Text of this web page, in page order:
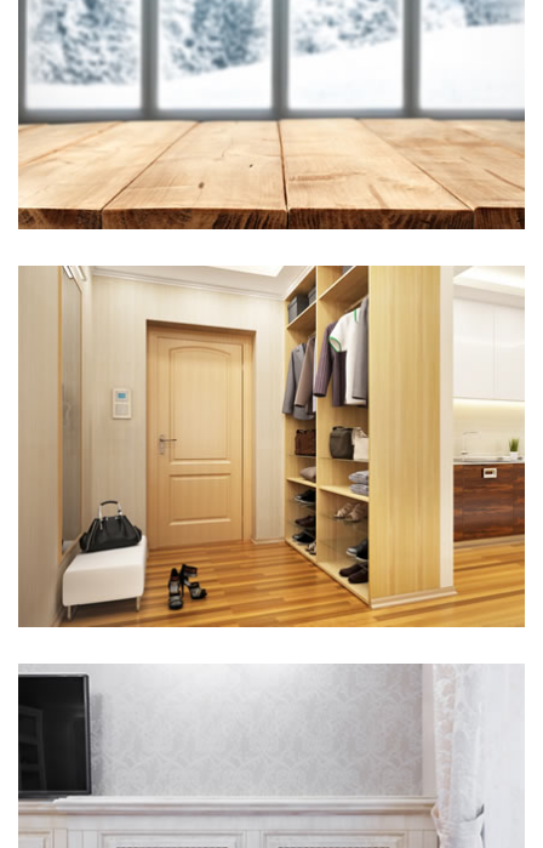
Hier steht eine Headline
Kategorie 3
Hier steht eine Headline
Kategorie 1